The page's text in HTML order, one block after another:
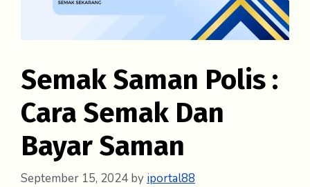
Semak Saman Polis :
Cara Semak Dan
Bayar Saman
September 15, 2024 by iportal88